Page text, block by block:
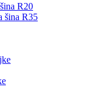
R20
šina R35